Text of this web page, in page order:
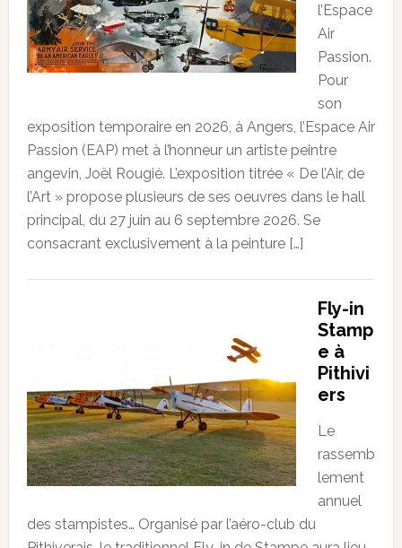
l’Espace
Air
Passion.
Pour
son
exposition temporaire en 2026, à Angers, l’Espace Air
Passion (EAP) met à l’honneur un artiste peintre
angevin, Joël Rougié. L’exposition titrée « De l’Air, de
l’Art » propose plusieurs de ses oeuvres dans le hall
principal, du 27 juin au 6 septembre 2026. Se
consacrant exclusivement à la peinture […]
Fly-in
Stamp
e à
Pithivi
ers
Le
rassemb
lement
annuel
des stampistes… Organisé par l’aéro-club du